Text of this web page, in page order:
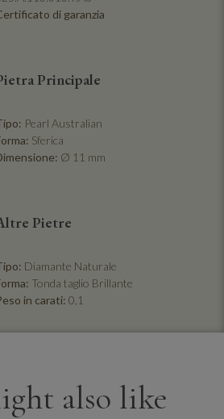
di garanzia
Principale
Pearl Australian
Sferica
Ø 11 mm
Pietre
Diamante Naturale
Tonda taglio Brillante
in carati: 0,1
also like